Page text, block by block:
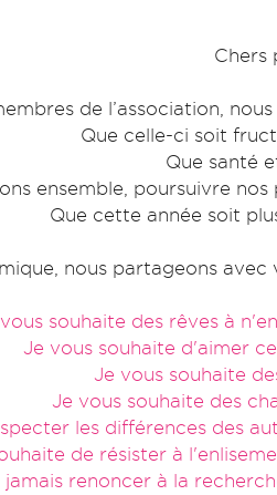
Chers
de l’association,
Que celle-ci soit
Que santé
ensemble, poursuivre
Que cette année soit
nous partageons
souhaite des rêves à
Je vous souhaite d'aimer
Je vous souhaite
Je vous souhaite des
les différences des
de résister à
renoncer à la